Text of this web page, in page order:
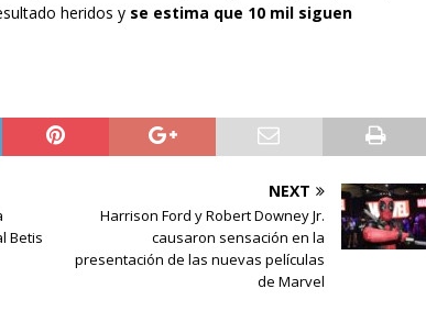
heridos y se estima que 10 mil siguen
Betis
NEXT
Harrison Ford y Robert Downey Jr.
causaron sensación en la
presentación de las nuevas películas
de Marvel